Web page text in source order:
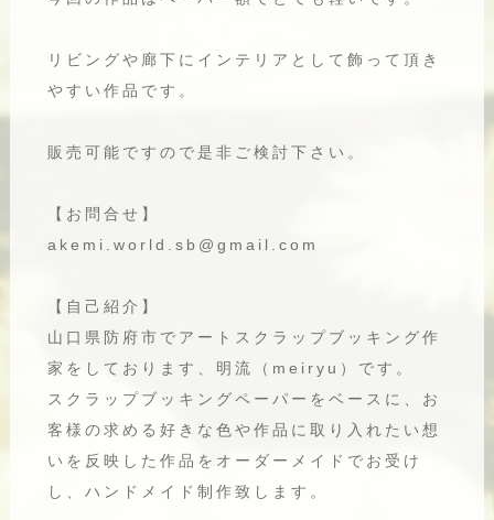
リビングや廊下にインテリアとして飾って頂き
やすい作品です。
販売可能ですので是非ご検討下さい。
【お問合せ】
akemi.world.sb@gmail.com
【自己紹介】
山口県防府市でアートスクラップブッキング作
家をしております、明流（meiryu）です。
スクラップブッキングペーパーをベースに、お
客様の求める好きな色や作品に取り入れたい想
いを反映した作品をオーダーメイドでお受け
し、ハンドメイド制作致します。